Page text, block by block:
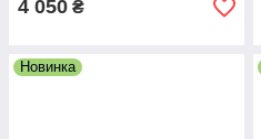
4 050 ₴
Новинка